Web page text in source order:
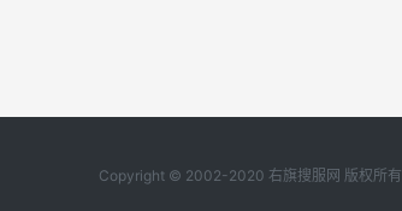
Copyright © 2002-2020 右旗搜服网 版权所有